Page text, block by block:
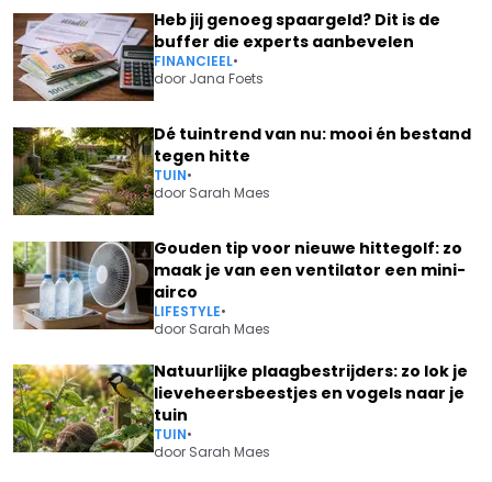
Heb jij genoeg spaargeld? Dit is de
buffer die experts aanbevelen
FINANCIEEL•
door Jana Foets
Dé tuintrend van nu: mooi én bestand
tegen hitte
TUIN•
door Sarah Maes
Gouden tip voor nieuwe hittegolf: zo
maak je van een ventilator een mini-
airco
LIFESTYLE•
door Sarah Maes
Natuurlijke plaagbestrijders: zo lok je
lieveheersbeestjes en vogels naar je
tuin
TUIN•
door Sarah Maes